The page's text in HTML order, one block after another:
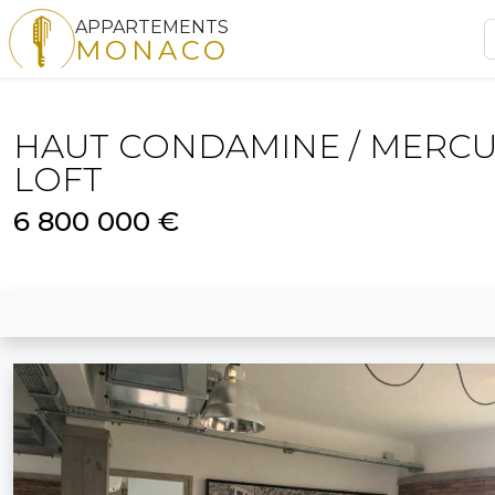
APPARTEMENTS
MONACO
HAUT CONDAMINE /
LOFT
6 800 000 €